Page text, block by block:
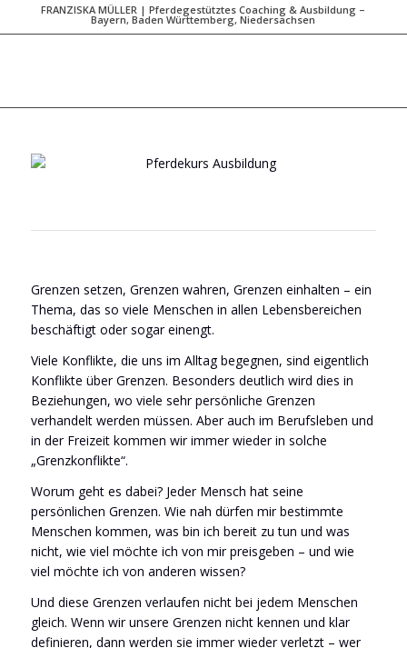
FRANZISKA MÜLLER | Pferdegestütztes Coaching & Ausbildung –
Bayern, Baden Württemberg, Niedersachsen
Grenzen setzen, Grenzen wahren, Grenzen einhalten – ein
Thema, das so viele Menschen in allen Lebensbereichen
beschäftigt oder sogar einengt.
Viele Konflikte, die uns im Alltag begegnen, sind eigentlich
Konflikte über Grenzen. Besonders deutlich wird dies in
Beziehungen, wo viele sehr persönliche Grenzen
verhandelt werden müssen. Aber auch im Berufsleben und
in der Freizeit kommen wir immer wieder in solche
„Grenzkonflikte“.
Worum geht es dabei? Jeder Mensch hat seine
persönlichen Grenzen. Wie nah dürfen mir bestimmte
Menschen kommen, was bin ich bereit zu tun und was
nicht, wie viel möchte ich von mir preisgeben – und wie
viel möchte ich von anderen wissen?
Und diese Grenzen verlaufen nicht bei jedem Menschen
gleich. Wenn wir unsere Grenzen nicht kennen und klar
definieren, dann werden sie immer wieder verletzt – wer